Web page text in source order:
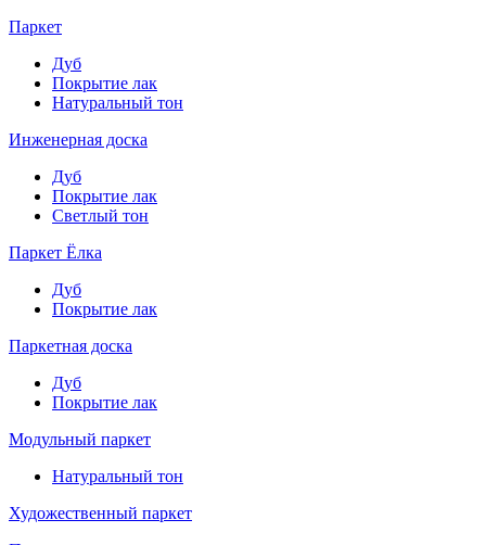
Паркет
Дуб
Покрытие лак
Натуральный тон
Инженерная доска
Дуб
Покрытие лак
Светлый тон
Паркет Ёлка
Дуб
Покрытие лак
Паркетная доска
Дуб
Покрытие лак
Модульный паркет
Натуральный тон
Художественный паркет